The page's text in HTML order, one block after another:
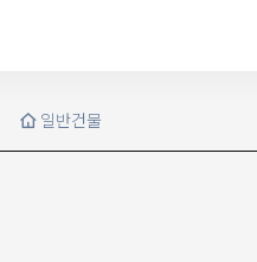
일반건물